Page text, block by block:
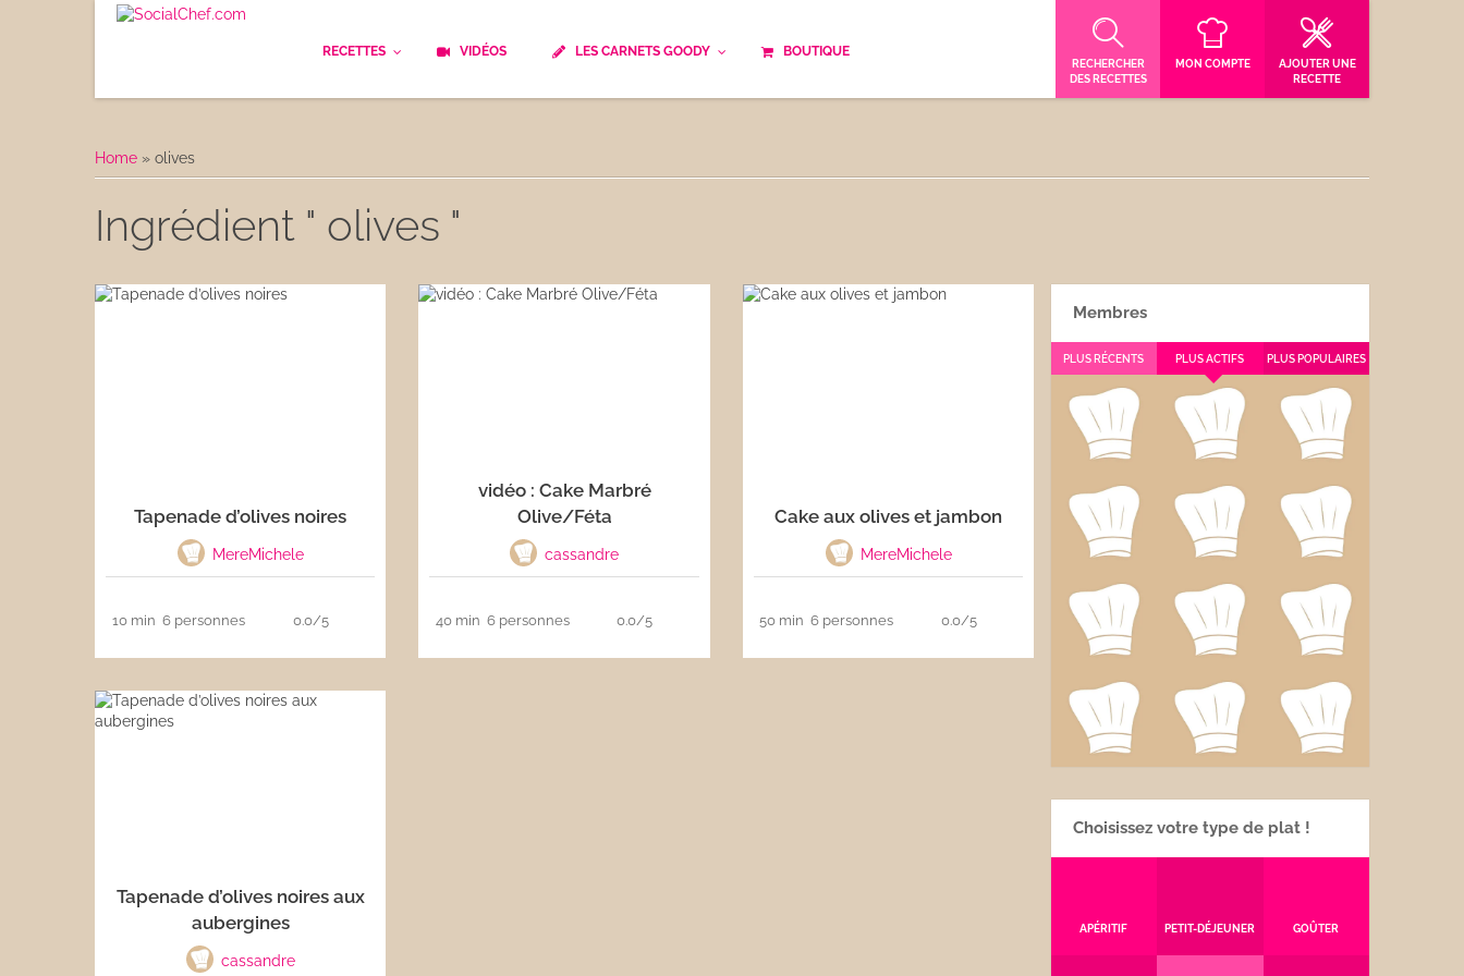
RECETTES
Le Pain
Apéritifs
Déjeuner
Boissons
Enfants Robots multifonctions
VIDÉOS LES CARNETS GOODY
Spécialité culinaire
BOUTIQUE
RECHERCHER
DES RECETTES
MON COMPTE
AJOUTER UNE
RECETTE
Home » olives
Ingrédient " olives "
Tapenade d’olives noires
MereMichele
10 min 6 personnes 0.0/5
vidéo : Cake Marbré
Olive/Féta
cassandre
40 min 6 personnes 0.0/5
Cake aux olives et jambon
MereMichele
50 min 6 personnes 0.0/5
Tapenade d’olives noires aux
aubergines
cassandre
Membres
PLUS RÉCENTS PLUS ACTIFS PLUS POPULAIRES
Choisissez votre type de plat !
APÉRITIF PETIT-DÉJEUNER GOÛTER